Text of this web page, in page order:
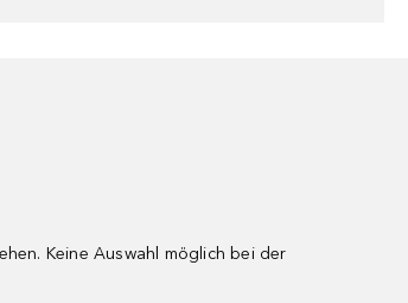
Keine Auswahl möglich bei der